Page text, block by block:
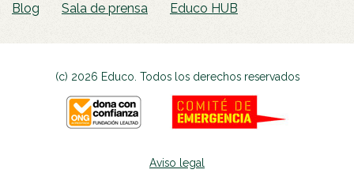
Blog Sala de prensa Educo HUB
(c) 2026 Educo. Todos los derechos reservados
Aviso legal